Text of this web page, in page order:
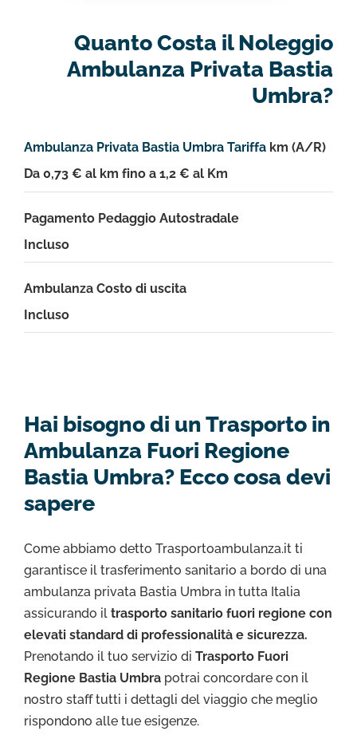
Quanto Costa il Noleggio
Ambulanza Privata Bastia
Umbra?
Ambulanza Privata Bastia Umbra Tariffa km (A/R)
Da 0,73 € al km fino a 1,2 € al Km
Pagamento Pedaggio Autostradale
Incluso
Ambulanza Costo di uscita
Incluso
Hai bisogno di un Trasporto in
Ambulanza Fuori Regione
Bastia Umbra? Ecco cosa devi
sapere
Come abbiamo detto Trasportoambulanza.it ti
garantisce il trasferimento sanitario a bordo di una
ambulanza privata Bastia Umbra in tutta Italia
assicurando il trasporto sanitario fuori regione con
elevati standard di professionalità e sicurezza.
Prenotando il tuo servizio di Trasporto Fuori
Regione Bastia Umbra potrai concordare con il
nostro staff tutti i dettagli del viaggio che meglio
rispondono alle tue esigenze.